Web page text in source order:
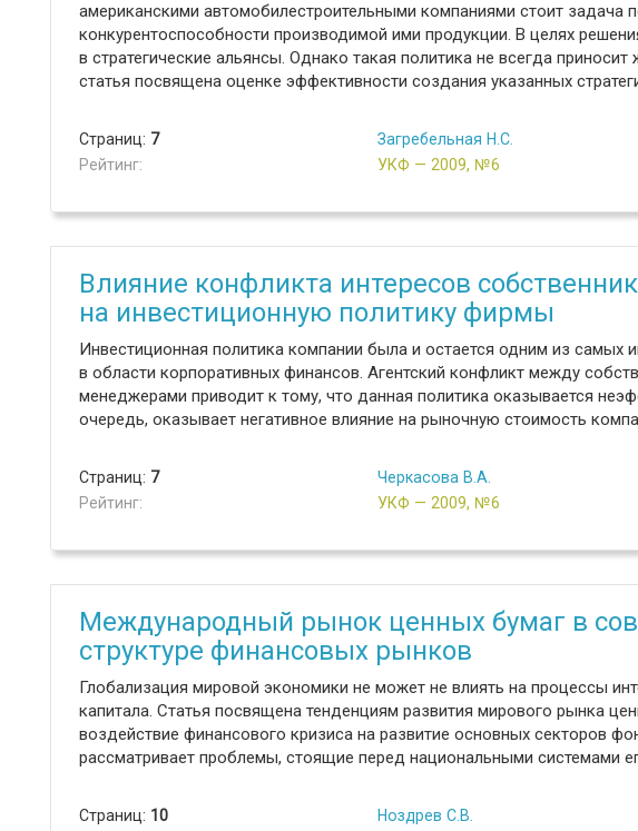
американскими автомобилестроительными компаниями стоит задача
конкурентоспособности производимой ими продукции. В целях
в стратегические альянсы. Однако такая политика не всегда
статья посвящена оценке эффективности создания указанных
Страниц: 7
Рейтинг:
Загребельная Н.С.
УКФ — 2009, №6
Влияние конфликта интересов
на инвестиционную политику фирмы
Инвестиционная политика компании была и остается одним из самых
в области корпоративных финансов. Агентский конфликт между
менеджерами приводит к тому, что данная политика оказывается
очередь, оказывает негативное влияние на рыночную стоимость
Страниц: 7
Рейтинг:
Черкасова В.А.
УКФ — 2009, №6
Международный рынок ценных бумаг в
структуре финансовых рынков
Глобализация мировой экономики не может не влиять на процессы
капитала. Статья посвящена тенденциям развития мирового рынка
воздействие финансового кризиса на развитие основных секторов
рассматривает проблемы, стоящие перед национальными системами
Страниц: 10 Ноздрев С.В.